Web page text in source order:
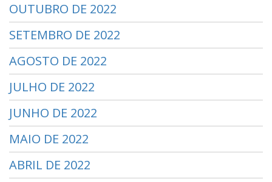
OUTUBRO DE 2022
SETEMBRO DE 2022
AGOSTO DE 2022
JULHO DE 2022
JUNHO DE 2022
MAIO DE 2022
ABRIL DE 2022